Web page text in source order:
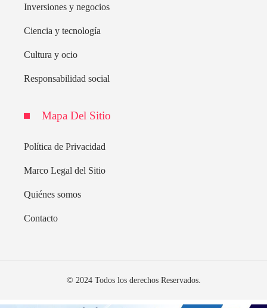
Inversiones y negocios
Ciencia y tecnología
Cultura y ocio
Responsabilidad social
Mapa Del Sitio
Política de Privacidad
Marco Legal del Sitio
Quiénes somos
Contacto
© 2024 Todos los derechos Reservados.